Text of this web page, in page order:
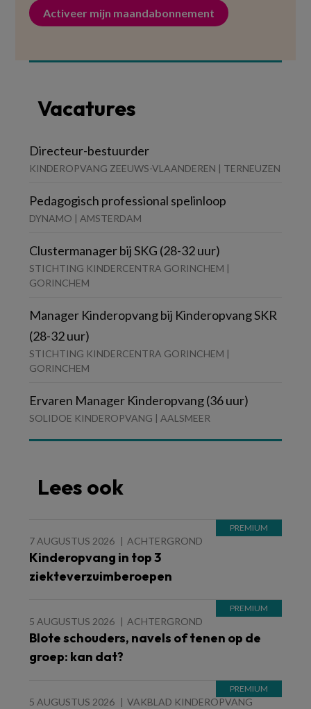
Activeer mijn maandabonnement
Vacatures
Directeur-bestuurder
KINDEROPVANG ZEEUWS-VLAANDEREN | TERNEUZEN
Pedagogisch professional spelinloop
DYNAMO | AMSTERDAM
Clustermanager bij SKG (28-32 uur)
STICHTING KINDERCENTRA GORINCHEM |
GORINCHEM
Manager Kinderopvang bij Kinderopvang SKR
(28-32 uur)
STICHTING KINDERCENTRA GORINCHEM |
GORINCHEM
Ervaren Manager Kinderopvang (36 uur)
SOLIDOE KINDEROPVANG | AALSMEER
Lees ook
7 AUGUSTUS 2026 ACHTERGROND
Kinderopvang in top 3
ziekteverzuimberoepen
5 AUGUSTUS 2026 ACHTERGROND
Blote schouders, navels of tenen op de
groep: kan dat?
5 AUGUSTUS 2026 VAKBLAD KINDEROPVANG